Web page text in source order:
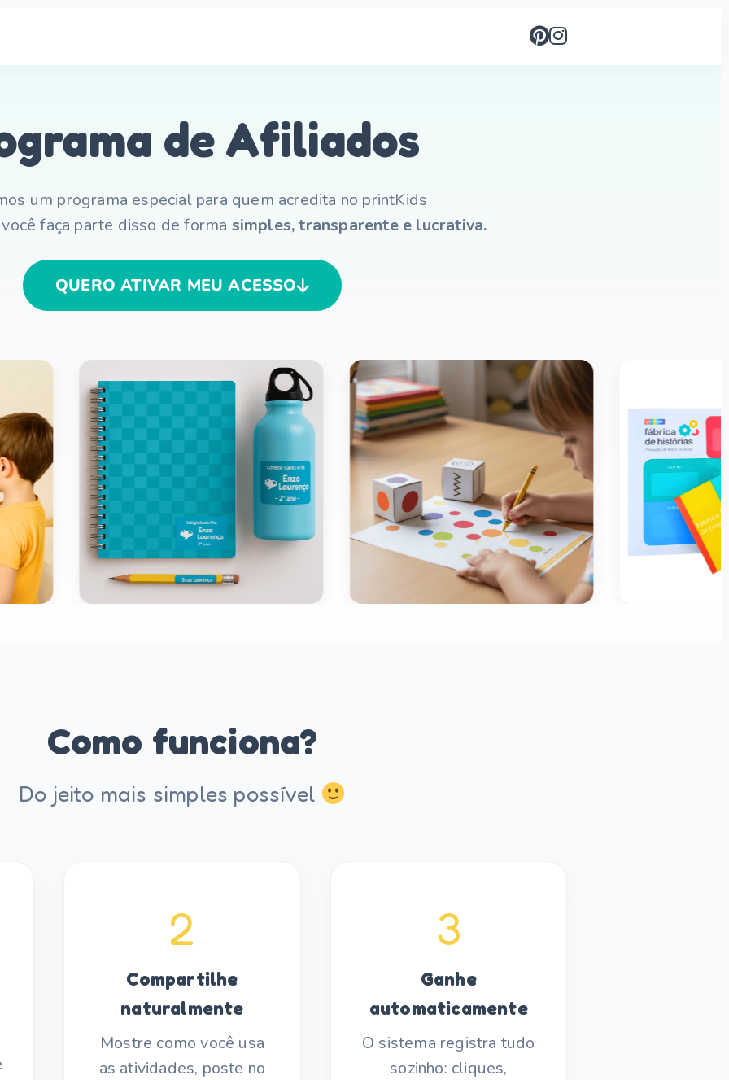
de Afiliados
um programa especial para quem acredita no printKids
faça parte disso de forma simples, transparente e lucrativa.
QUERO ATIVAR MEU ACESSO
Como funciona?
Do jeito mais simples possível
2
Compartilhe
naturalmente
Mostre como você usa
as atividades, poste no
3
Ganhe
automaticamente
O sistema registra tudo
sozinho: cliques,